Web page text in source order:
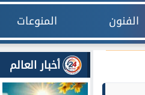
الفنون المنوعات
أخبار العالم